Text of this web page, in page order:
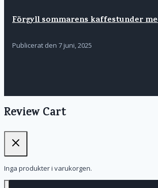
Förgyll sommarens kaffestunder
Publicerat den 7 juni, 2025
Review Cart
Inga produkter i varukorgen.